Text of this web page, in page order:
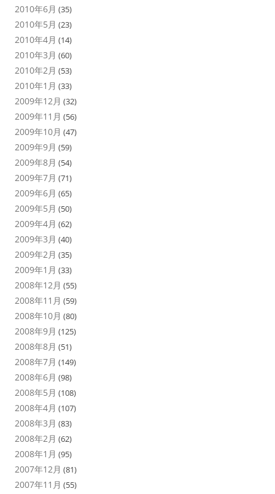
2010年6月 (35)
2010年5月 (23)
2010年4月 (14)
2010年3月 (60)
2010年2月 (53)
2010年1月 (33)
2009年12月 (32)
2009年11月 (56)
2009年10月 (47)
2009年9月 (59)
2009年8月 (54)
2009年7月 (71)
2009年6月 (65)
2009年5月 (50)
2009年4月 (62)
2009年3月 (40)
2009年2月 (35)
2009年1月 (33)
2008年12月 (55)
2008年11月 (59)
2008年10月 (80)
2008年9月 (125)
2008年8月 (51)
2008年7月 (149)
2008年6月 (98)
2008年5月 (108)
2008年4月 (107)
2008年3月 (83)
2008年2月 (62)
2008年1月 (95)
2007年12月 (81)
2007年11月 (55)